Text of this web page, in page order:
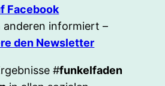
Facebook
anderen informiert –
den Newsletter
#funkelfaden